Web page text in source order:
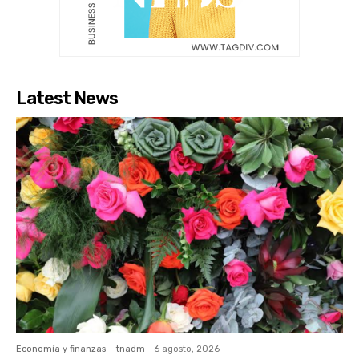
Latest News
Economía y finanzas tnadm - 6 agosto, 2026